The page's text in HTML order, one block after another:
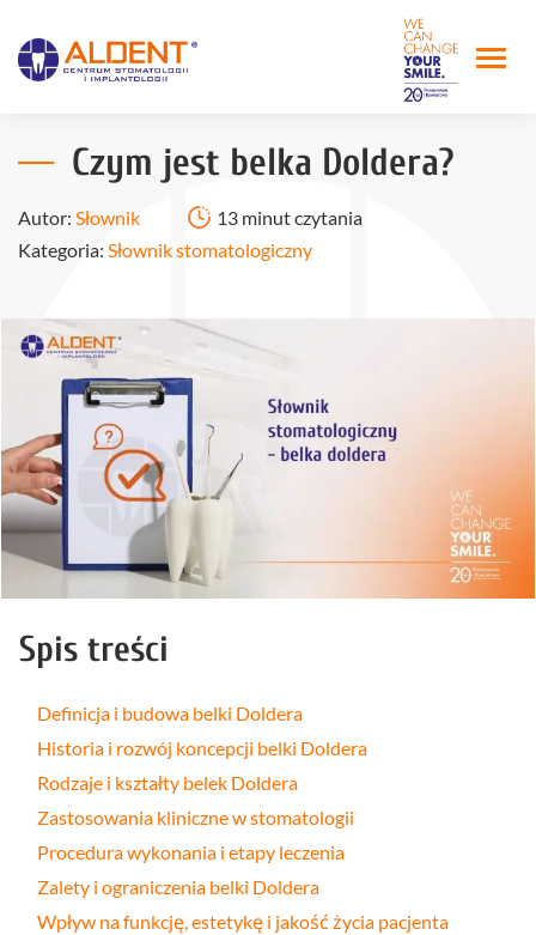
Czym jest belka Doldera?
Autor: Słownik
13 minut czytania
Kategoria: Słownik stomatologiczny
Spis treści
Definicja i budowa belki Doldera
Historia i rozwój koncepcji belki Doldera
Rodzaje i kształty belek Doldera
Zastosowania kliniczne w stomatologii
Procedura wykonania i etapy leczenia
Zalety i ograniczenia belki Doldera
Wpływ na funkcję, estetykę i jakość życia pacjenta